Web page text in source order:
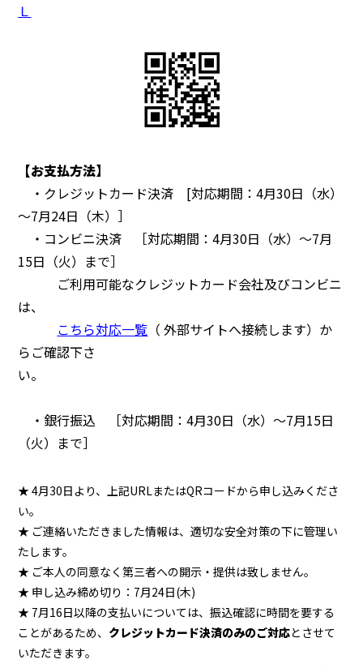
Ｌ
【お支払方法】
・クレジットカード決済 [対応期間：4月30日（水）
～7月24日（木）］
・コンビニ決済 ［対応期間：4月30日（水）～7月
15日（火）まで］
ご利用可能なクレジットカード会社及びコンビニ
は、
こちら対応一覧 （ 外部サイトへ接続します） か
らご確認下さ
い。
・銀行振込 ［対応期間：4月30日（水）～7月15日
（火）まで］
★ 4月30日より、上記URLまたはQRコードから申し込みくださ
い。
★ ご連絡いただきました情報は、適切な安全対策の下に管理い
たします。
★ ご本人の同意なく第三者への開示・提供は致しません。
★ 申し込み締め切り：7月24日(木)
★ 7月16日以降の支払いについては、振込確認に時間を要する
ことがあるため、 クレジットカード決済のみのご対応とさせて
いただきます。